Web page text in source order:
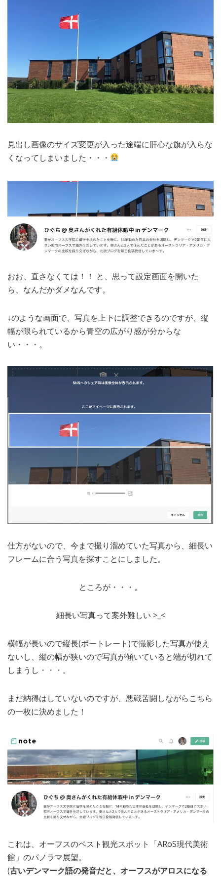
見出し画像のサイズ変更が入った途端に肝心な旗が入らな
くなってしまいました・・・
おお、直さなくては！！ と、思って設定画面を開いた
ら、なんだかダメなんです。
↓のような画面で、写真を上下に調整できるのですが、縦
幅が限られているから青空の広がり感が分からな
い・・・。
仕方がないので、今まで撮り溜めていた写真から、細長い
フレームに合う写真を探すことにしました。
ところが・・・。
細長い写真って案外難しい >_<
横幅が長いので縦長(ポートレート)で撮影した写真が使え
ないし、縦の幅が狭いので写真が傾いていると端が切れて
しまうし・・・。
まだ納得はしていないのですが、悪戦苦闘しながらこちら
の一枚に決めました！
これは、オーフスのベスト観光スポット「ARoS現代美術
館」のパノラマ展望。
(古いデンマーク語の発音だと、オーフスがアロスになる